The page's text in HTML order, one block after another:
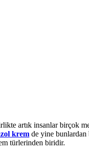
artık insanlar birçok
krem de yine
türlerinden biridir.